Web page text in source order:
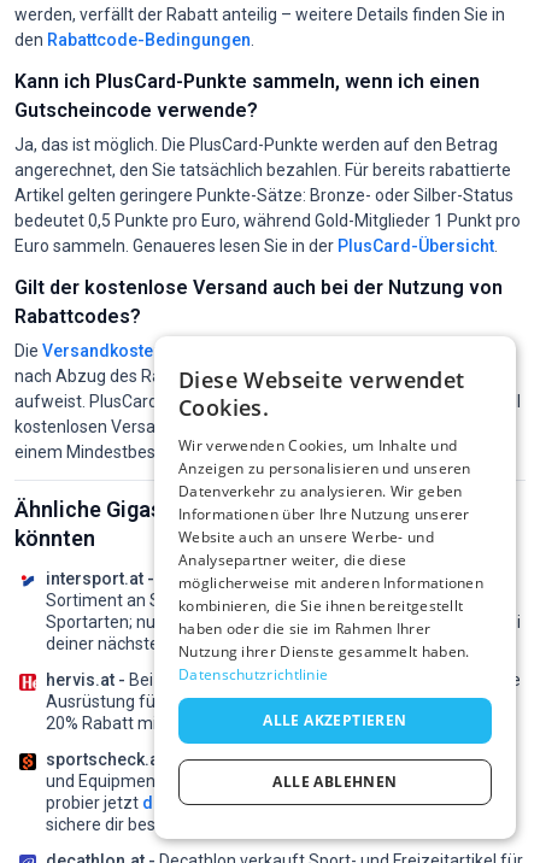
werden, verfällt der Rabatt anteilig – weitere Details finden Sie in
den Rabattcode-Bedingungen
Kann ich PlusCard-Punkte sammeln, wenn ich einen
Gutscheincode verwende?
Ja, das ist möglich. Die PlusCard-Punkte werden auf den Betrag
angerechnet, den Sie tatsächlich bezahlen. Für bereits rabattierte
Artikel gelten geringere Punkte-Sätze: Bronze- oder Silber-Status
bedeutet 0,5 Punkte pro Euro, während Gold-Mitglieder 1 Punkt pro
Euro sammeln. Genaueres lesen Sie in der PlusCard-Übersicht
Gilt der kostenlose Versand auch bei der Nutzung von
Rabattcodes?
Die Versandkostenfreiheit
nach Abzug des Rabatts einen Wert von mindestens € 100,-
aufweist. PlusCard-Inhaber erhalten innerhalb Österreichs generell
kostenlosen Versand. Online-Bestellungen sind generell erst ab
einem Mindestbestellwert von € 39,- möglich.
Ähnliche Gigasport Marken, die dir gefallen
könnten
intersport.at - Intersport bietet dir ebenfalls ein breites
Sortiment an Sportartikeln und Markenausrüstung für alle
Sportarten; nutze geprüfte Intersport gutscheine
und zahl bei
deiner nächsten Bestellung weniger.
hervis.at - Bei Hervis findest du Sport- und Freizeitmode sowie
Ausrüstung für Training, Outdoor und Lifestyle;genieß bis zu
20% Rabatt mit
täglich geprüften Hervis gutscheine
sportscheck.at -
SportScheck führt Sportbekleidung, Schuhe
und Equipment für über 40 Sportarten in seinem Onlineshop;
probier jetzt die neuesten SportScheck gutscheincodesund
sichere dir bessere Preise für deine Lieblingsprodukte.
Diese Webseite verwendet
Cookies.
Wir verwenden Cookies, um Inhalte und
Anzeigen zu personalisieren und unseren
Datenverkehr zu analysieren. Wir geben
Informationen über Ihre Nutzung unserer
Website auch an unsere Werbe- und
Analysepartner weiter, die diese
möglicherweise mit anderen Informationen
kombinieren, die Sie ihnen bereitgestellt
haben oder die sie im Rahmen Ihrer
Nutzung ihrer Dienste gesammelt haben.
Datenschutzrichtlinie
ALLE AKZEPTIEREN
ALLE ABLEHNEN